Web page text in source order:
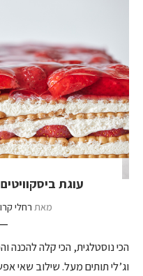
עוגת
מאת רחלי
הכי נוסטלגית, הכי קלה להכנה
וג’לי תותים מעל. שילוב שאי